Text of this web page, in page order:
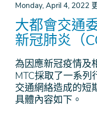
導
航
Monday, April 4, 2022
大都會交通
新冠肺炎（
為因應新冠疫情及
MTC採取了一系列
交通網絡造成的短
具體內容如下。